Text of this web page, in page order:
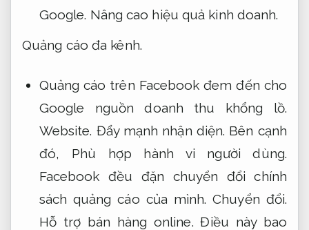
Google. Nâng cao hiệu quả kinh doanh.
Quảng cáo đa kênh.
Quảng cáo trên Facebook đem đến cho
Google nguồn doanh thu khổng lồ.
Website. Đẩy mạnh nhận diện. Bên cạnh
đó, Phù hợp hành vi người dùng.
Facebook đều đặn chuyển đổi chính
sách quảng cáo của mình.Chuyển đổi.
Hỗ trợ bán hàng online. Điều này bao